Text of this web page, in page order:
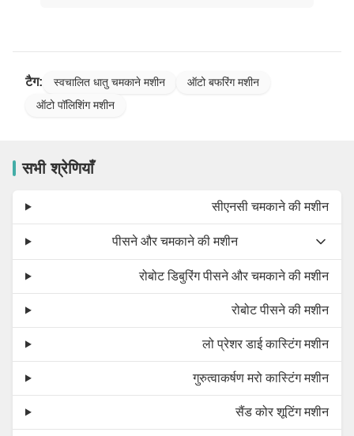
टैग: स्वचालित धातु चमकाने मशीन
ऑटो बफरिंग मशीन
ऑटो पॉलिशिंग मशीन
सभी श्रेणियाँ
सीएनसी चमकाने की मशीन
पीसने और चमकाने की मशीन
रोबोट डिबुरिंग पीसने और चमकाने की मशीन
रोबोट पीसने की मशीन
लो प्रेशर डाई कास्टिंग मशीन
गुरुत्वाकर्षण मरो कास्टिंग मशीन
सैंड कोर शूटिंग मशीन